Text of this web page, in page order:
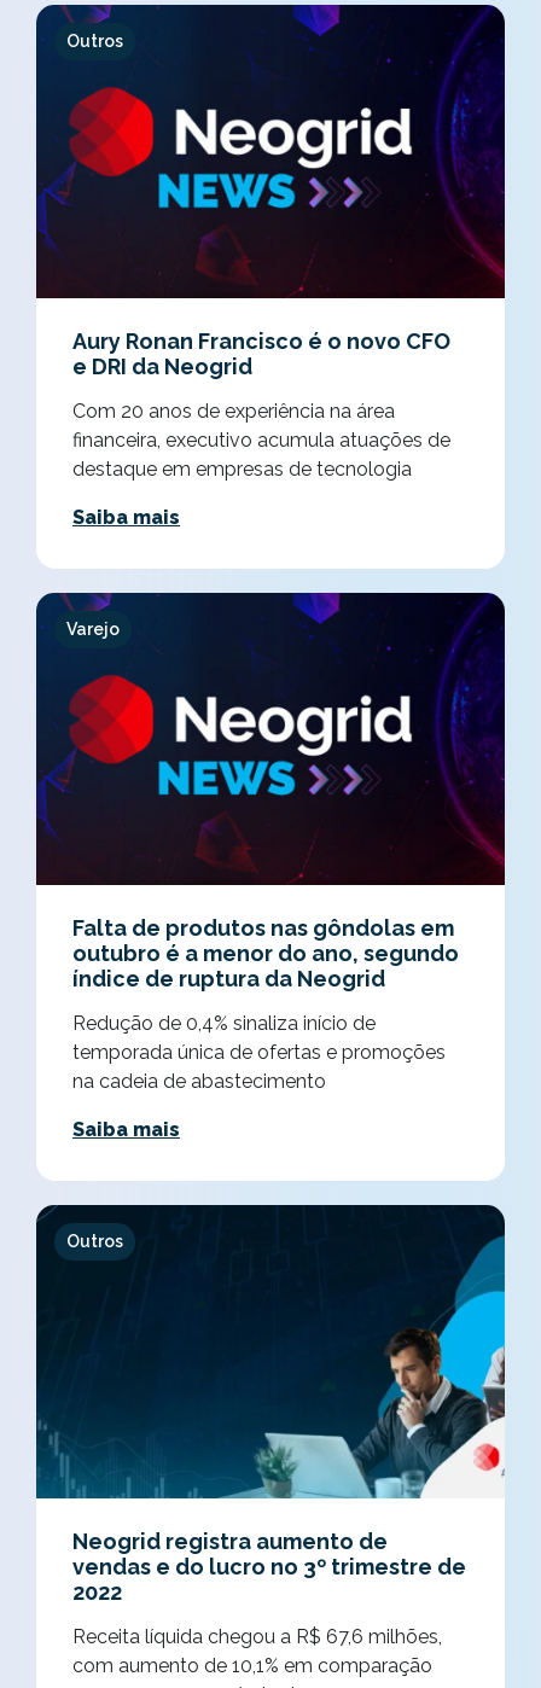
Outros
Aury Ronan Francisco é o novo CFO
e DRI da Neogrid
Com 20 anos de experiência na área
financeira, executivo acumula atuações de
destaque em empresas de tecnologia
Saiba mais
Varejo
Falta de produtos nas gôndolas em
outubro é a menor do ano, segundo
índice de ruptura da Neogrid
Redução de 0,4% sinaliza início de
temporada única de ofertas e promoções
na cadeia de abastecimento
Saiba mais
Outros
Neogrid registra aumento de
vendas e do lucro no 3º trimestre de
2022
Receita líquida chegou a R$ 67,6 milhões,
com aumento de 10,1% em comparação